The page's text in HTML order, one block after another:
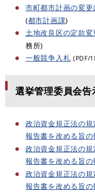
市町都市計画の変
(都市計画課)
土地改良区の定款
務所)
一般競争入札 (PDF/
選挙管理委員会告
政治資金規正法の
報告書を改める旨の
政治資金規正法の
報告書を改める旨の
政治資金規正法の
報告書を改める旨の